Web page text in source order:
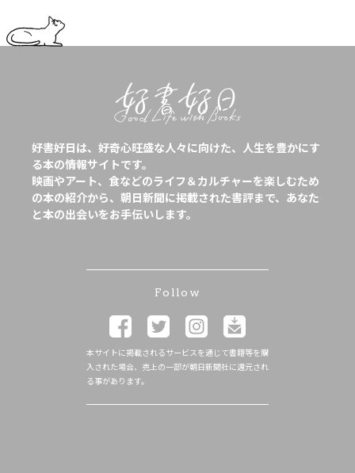
好書好日は、好奇心旺盛な人々に向けた、人生を豊かにす
る本の情報サイトです。
映画やアート、食などのライフ＆カルチャーを楽しむため
の本の紹介から、朝日新聞に掲載された書評まで、あなた
と本の出会いをお手伝いします。
Follow
本サイトに掲載されるサービスを通じて書籍等を購
入された場合、売上の一部が朝日新聞社に還元され
る事があります。